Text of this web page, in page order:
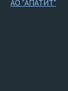
АО "АПАТИТ"